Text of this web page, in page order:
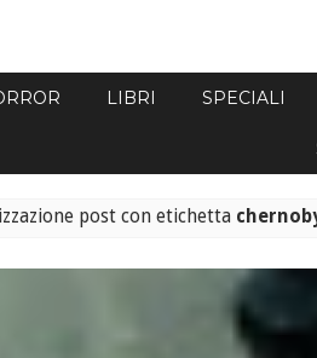
LIBRI SPECIALI
post con etichetta